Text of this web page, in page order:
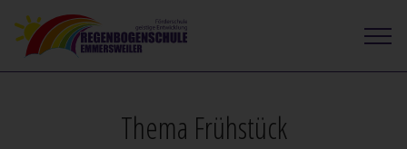
Thema Frühstück